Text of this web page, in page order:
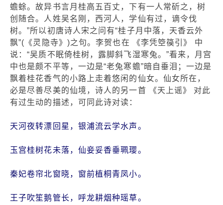
蟾蜍。故异书言月桂高五百丈，下有一人常斫之，树
创随合。人姓吴名刚，西河人，学仙有过，谪令伐
树。”所以初唐诗人宋之问有“桂子月中落，天香云外
飘”(《灵隐寺》)之句。李贺也在 《李凭箜篌引》 中
说：“吴质不眠倚桂树，露脚斜飞湿寒兔。”看来，月宫
中也是颇不平等，一边是“老兔寒蟾”暗自垂泪；一边是
飘着桂花香气的小路上走着悠闲的仙女。仙女所在，
必是尽善尽美的仙境，诗人的另一首 《天上谣》 对此
有过生动的描述，可同此诗对读：
天河夜转漂回星，银浦流云学水声。
玉宫桂树花未落，仙妾妥香垂珮璎。
秦妃卷帘北窗晓，窗前植桐青凤小。
王子吹笙鹅管长，呼龙耕烟种瑶草。